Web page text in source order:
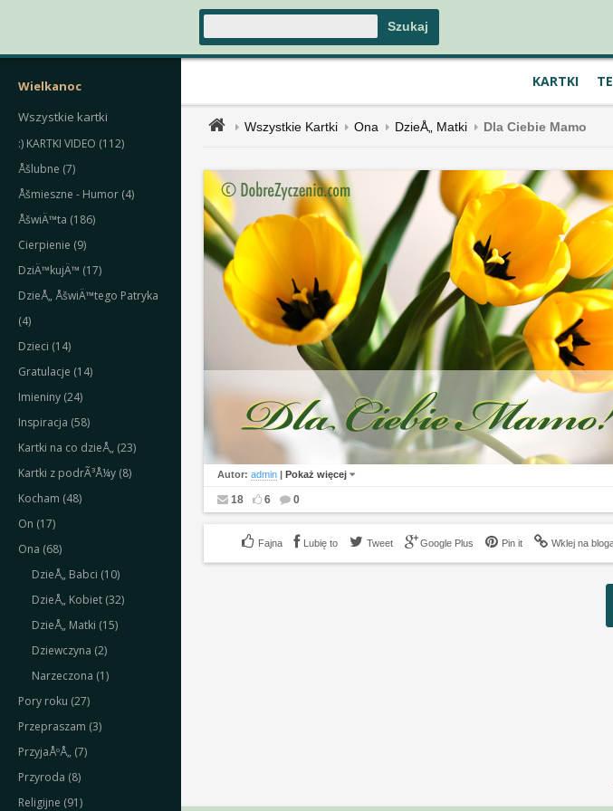
KARTKI
Wielkanoc
Wszystkie kartki
:) KARTKI VIDEO (112)
Åšlubne (7)
Åšmieszne - Humor (4)
ÅšwiÄ™ta (186)
Cierpienie (9)
DziÄ™kujÄ™ (17)
DzieÅ„ ÅšwiÄ™tego Patryka
(4)
Dzieci (14)
Gratulacje (14)
Imieniny (24)
Inspiracja (58)
Kartki na co dzieÅ„ (23)
Kartki z podrÃ³Å¼y (8)
Kocham (48)
On (17)
Ona (68)
DzieÅ„ Babci (10)
DzieÅ„ Kobiet (32)
DzieÅ„ Matki (15)
Dziewczyna (2)
Narzeczona (1)
Pory roku (27)
Przepraszam (3)
PrzyjaÅºÅ„ (7)
Przyroda (8)
Religijne (91)
Wszystkie Kartki Ona DzieÅ„ Matki Dla Ciebie Mamo
Autor: admin | Pokaż więcej
18 6 0
Lubię to Tweet Google Plus Pin it Wklej na